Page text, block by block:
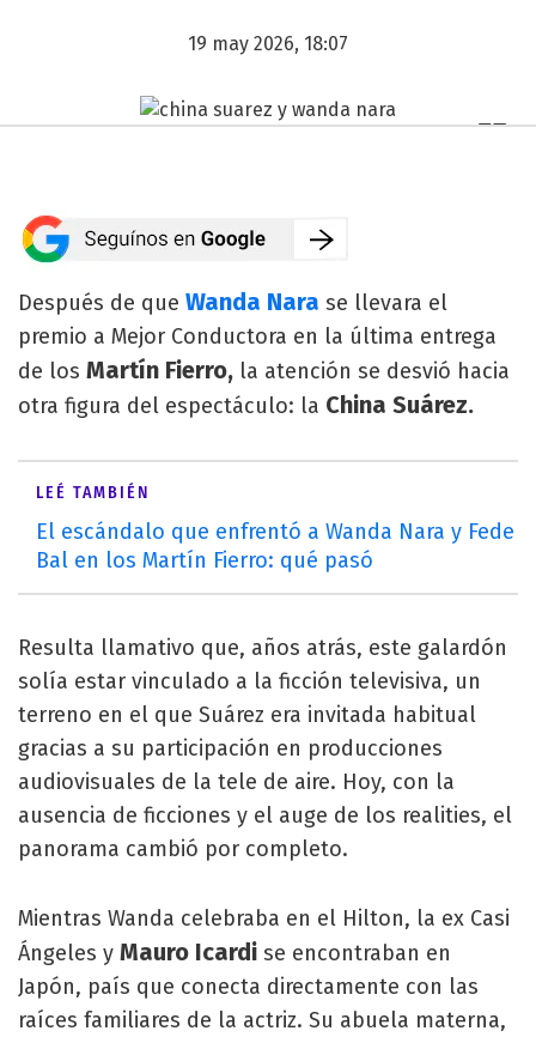
19 may 2026, 18:07
Después de que Wanda Nara se llevara el
premio a Mejor Conductora en la última entrega
de los Martín Fierro, la atención se desvió hacia
otra figura del espectáculo: la China Suárez.
LEÉ TAMBIÉN
El escándalo que enfrentó a Wanda Nara y Fede
Bal en los Martín Fierro: qué pasó
Resulta llamativo que, años atrás, este galardón
solía estar vinculado a la ficción televisiva, un
terreno en el que Suárez era invitada habitual
gracias a su participación en producciones
audiovisuales de la tele de aire. Hoy, con la
ausencia de ficciones y el auge de los realities, el
panorama cambió por completo.
Mientras Wanda celebraba en el Hilton, la ex Casi
Ángeles y Mauro Icardi se encontraban en
Japón, país que conecta directamente con las
raíces familiares de la actriz. Su abuela materna,